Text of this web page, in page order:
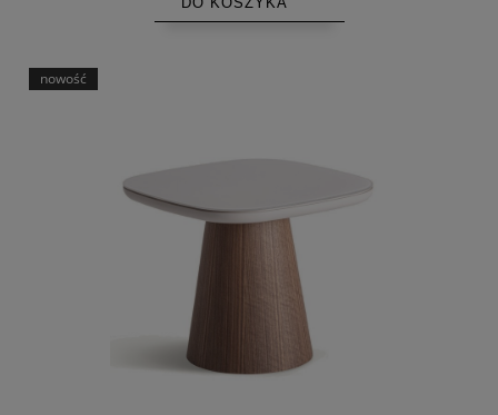
nowość